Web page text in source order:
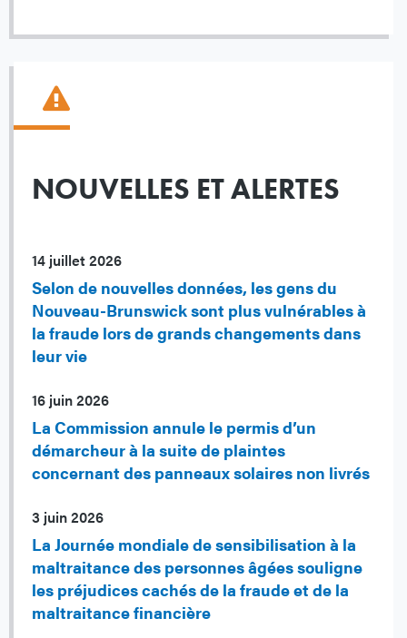
NOUVELLES ET ALERTES
14 juillet 2026
Selon de nouvelles données, les gens du
Nouveau-Brunswick sont plus vulnérables à
la fraude lors de grands changements dans
leur vie
16 juin 2026
La Commission annule le permis d’un
démarcheur à la suite de plaintes
concernant des panneaux solaires non livrés
3 juin 2026
La Journée mondiale de sensibilisation à la
maltraitance des personnes âgées souligne
les préjudices cachés de la fraude et de la
maltraitance financière